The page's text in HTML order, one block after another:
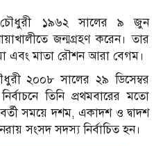
চৌধুরী ১৯৬২ সালের ৯ জুন
জন্মগ্রহণ করেন। তার
এবং মাতা রৌশন আরা বেগম।
২০০৮ সালের ২৯ ডিসেম্বর
তিনি প্রথমবারের মতো
সময়ে দশম, একাদশ ও দ্বাদশ
সংসদ সদস্য নির্বাচিত হন।